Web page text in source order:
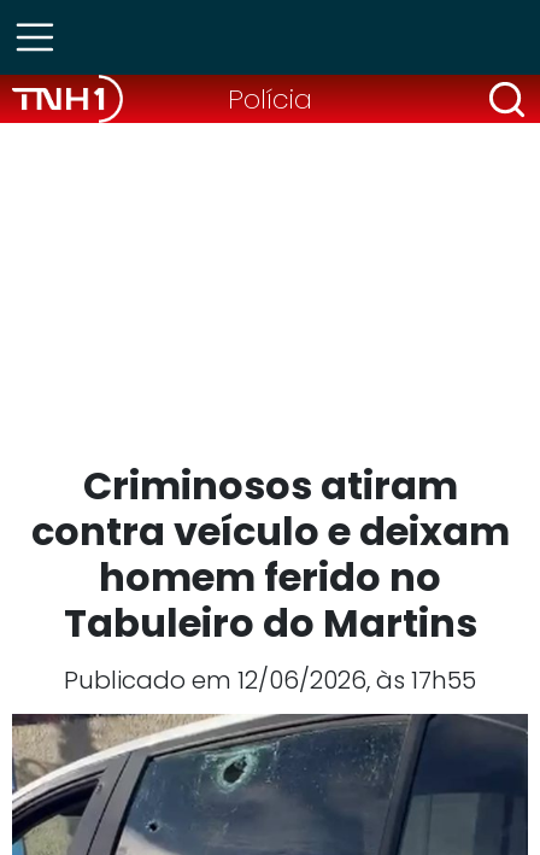
Polícia
Criminosos atiram
contra veículo e deixam
homem ferido no
Tabuleiro do Martins
Publicado em 12/06/2026, às 17h55